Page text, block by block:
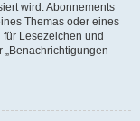
wird. Abonnements
Themas oder eines
Lesezeichen und